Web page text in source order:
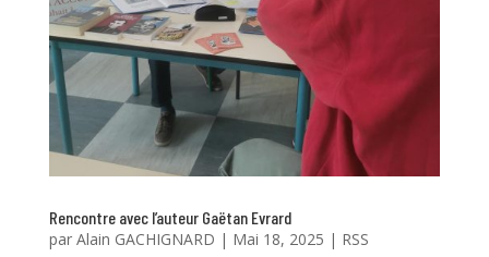
Rencontre avec l’auteur Gaëtan Evrard
par Alain GACHIGNARD | Mai 18, 2025 | RSS